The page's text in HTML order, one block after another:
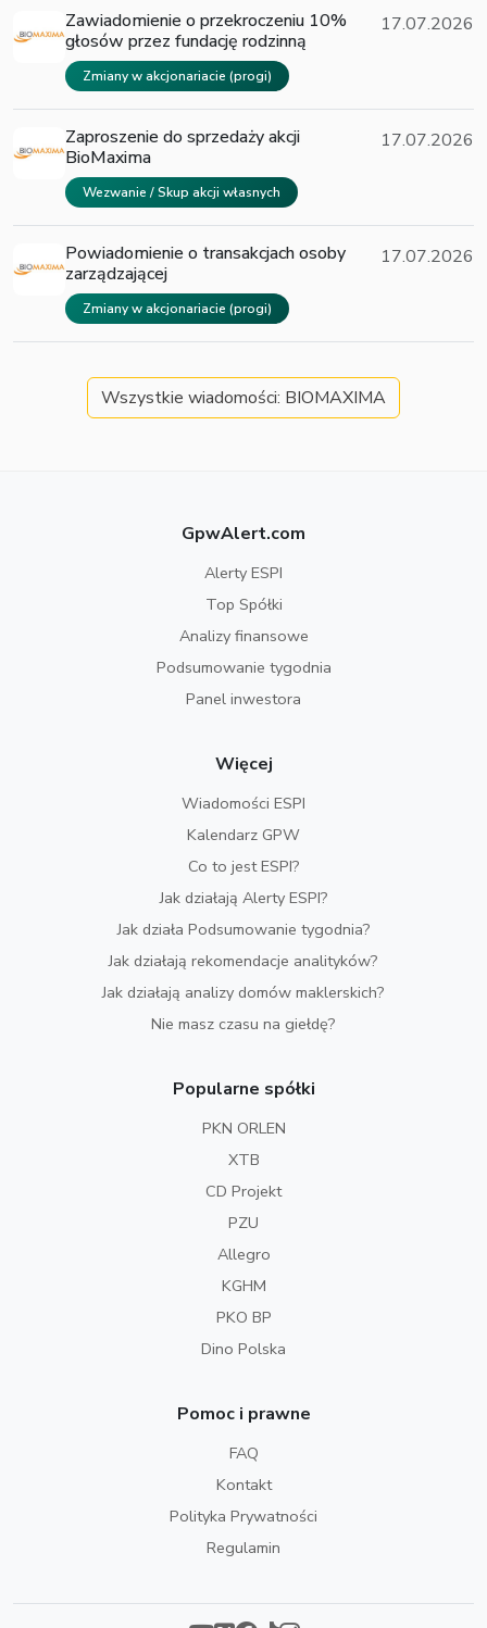
Zawiadomienie o przekroczeniu 10%
głosów przez fundację rodzinną
Zmiany w akcjonariacie (progi)
17.07.2026
Zaproszenie do sprzedaży akcji
BioMaxima
Wezwanie / Skup akcji własnych
17.07.2026
Powiadomienie o transakcjach osoby
zarządzającej
Zmiany w akcjonariacie (progi)
17.07.2026
Wszystkie wiadomości: BIOMAXIMA
GpwAlert.com
Alerty ESPI
Top Spółki
Analizy finansowe
Podsumowanie tygodnia
Panel inwestora
Więcej
Wiadomości ESPI
Kalendarz GPW
Co to jest ESPI?
Jak działają Alerty ESPI?
Jak działa Podsumowanie tygodnia?
Jak działają rekomendacje analityków?
Jak działają analizy domów maklerskich?
Nie masz czasu na giełdę?
Popularne spółki
PKN ORLEN
XTB
CD Projekt
PZU
Allegro
KGHM
PKO BP
Dino Polska
Pomoc i prawne
FAQ
Kontakt
Polityka Prywatności
Regulamin